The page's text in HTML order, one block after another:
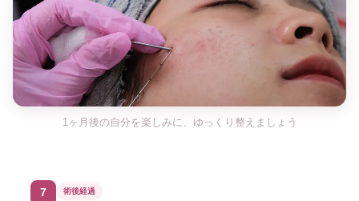
1ヶ月後の自分を楽しみに、ゆっくり整えましょう
7 術後経過